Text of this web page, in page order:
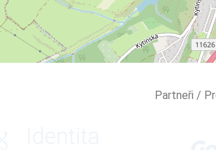
Partneři /